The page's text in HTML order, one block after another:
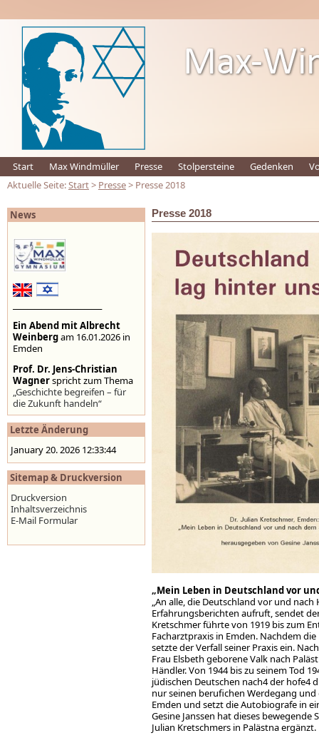
News
Ein Abend mit Albrecht
Weinbergam 16.01.2026 in
Emden
Prof. Dr. Jens-Christian
Wagnerspricht zum Thema
„Geschichte begreifen – für
die Zukunft handeln“
Stolpersteine auf der
Homepage der Stadt
Emden ,www.emden.de
Letzte Änderung
January 20. 2026 12:33:44
Sitemap & Druckversion
Druckversion
Inhaltsverzeichnis
E-Mail Formular
Start Max Windmüller Presse Stolpersteine Gedenken
Aktuelle Seite:Start> Presse> Presse 2018
Presse 2018
„Mein Leben in Deutschland vor
„An alle, die Deutschland vor und
Erfahrungsberichten aufruft, sendet
Kretschmer führte von 1919 bis zum
Facharztpraxis in Emden. Nachdem
setzte der Verfall seiner Praxis ein.
Frau Elsbeth geborene Valk nach
Händler. Von 1944 bis zu seinem Tod
jüdischen Deutschen nach4 der hofe4
nur seinen berufichen Werdegang
Emden und setzt die Autobiografe in
Gesine Janssen hat dieses
Julian Kretschmers in Palästna ergänzt.